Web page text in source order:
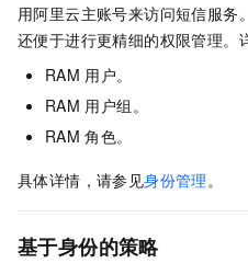
用阿里云主账号来访问短信服务
还便于进行更精细的权限管理。
RAM 用户。
RAM 用户组。
RAM 角色。
具体详情，请参见身份管理。
基于身份的策略